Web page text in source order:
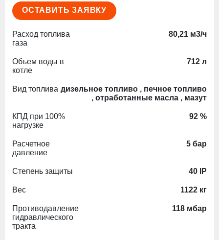
ОСТАВИТЬ ЗАЯВКУ
Расход топлива
газа
80,21 м3/ч
Объем воды в
котле
712 л
Вид топлива дизельное топливо , печное топливо
, отработанные масла , мазут
КПД при 100%
нагрузке
92 %
Расчетное
давление
5 бар
Степень защиты 40 IP
Вес 1122 кг
Противодавление
гидравлического
тракта
118 мбар